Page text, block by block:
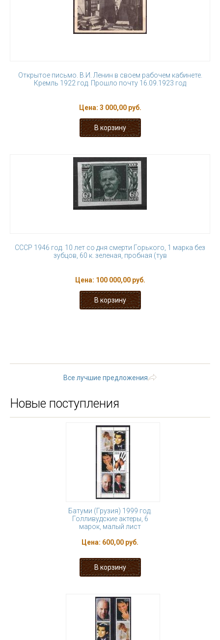
Открытое письмо. В.И. Ленин в своем рабочем кабинете.
Кремль 1922 год. Прошло почту 16.09.1923 год
Цена: 3 000,00 руб.
СССР 1946 год. 10 лет со дня смерти Горького, 1 марка без
зубцов, 60 к. зеленая, пробная (тув
Цена: 100 000,00 руб.
Все лучшие предложения
Новые поступления
Батуми (Грузия) 1999 год.
Голливудские актеры, 6
марок, малый лист
Цена: 600,00 руб.